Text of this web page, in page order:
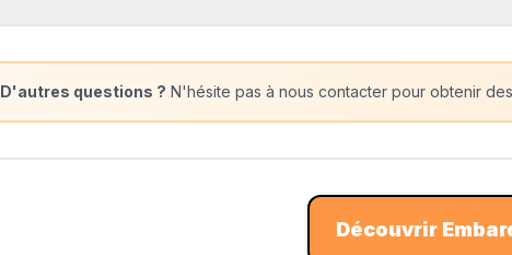
D'autres questions ? N'hésite pas à nous contacter pour obtenir
Découvrir